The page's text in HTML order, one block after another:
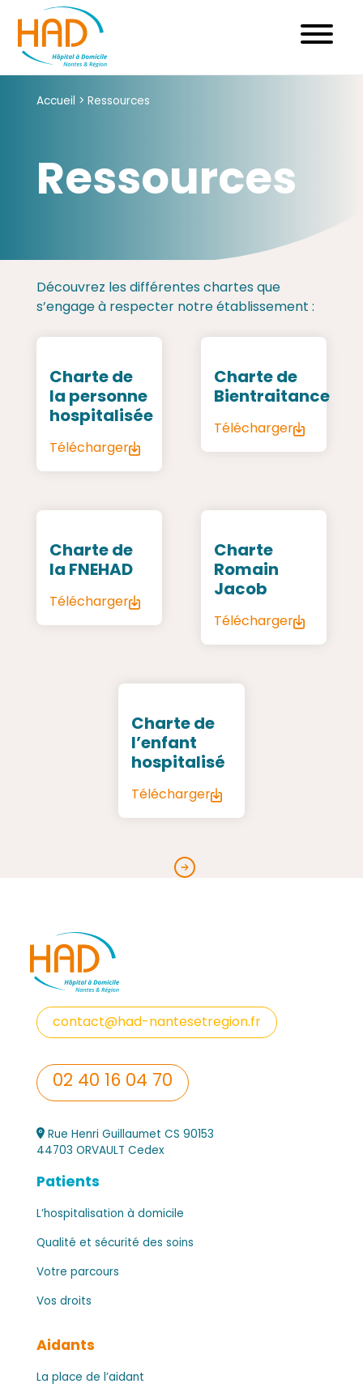
content
Accueil > Ressources
Ressources
Découvrez les différentes chartes que
s’engage à respecter notre établissement :
Charte de
la personne
hospitalisée
Télécharger
Charte de
Bientraitance
Télécharger
Charte de
la FNEHAD
Télécharger
Charte
Romain
Jacob
Télécharger
Charte de
l’enfant
hospitalisé
Télécharger
contact@had-nantesetregion.fr
02 40 16 04 70
Rue Henri Guillaumet CS 90153
44703 ORVAULT Cedex
Patients
L’hospitalisation à domicile
Qualité et sécurité des soins
Votre parcours
Vos droits
Aidants
La place de l’aidant